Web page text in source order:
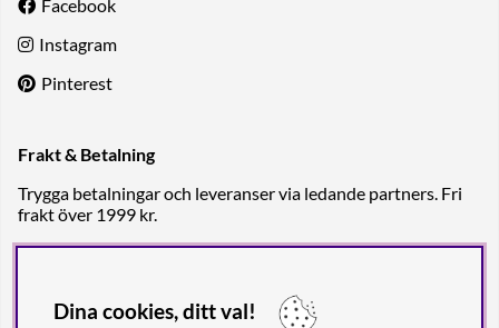
Facebook
Instagram
Pinterest
Frakt & Betalning
Trygga betalningar och leveranser via ledande partners. Fri
frakt över 1999 kr.
Dina cookies, ditt val!